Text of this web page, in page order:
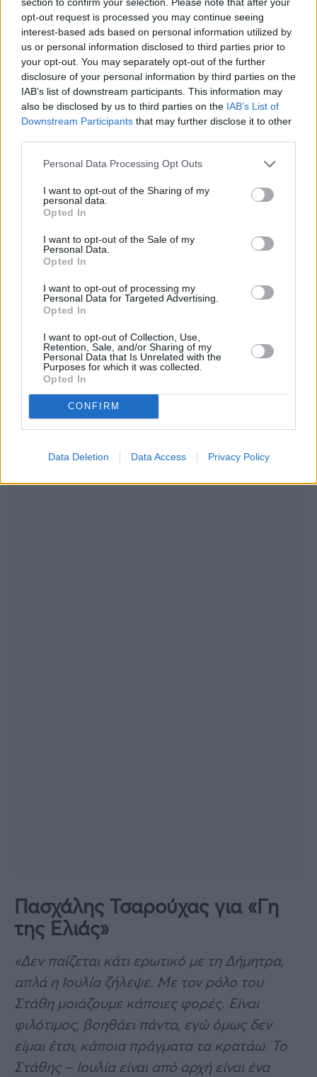
opt-out request is processed you may continue seeing
interest-based ads based on personal information utilized by
us or personal information disclosed to third parties prior to
your opt-out. You may separately opt-out of the further
disclosure of your personal information by third parties on the
IAB’s list of downstream participants. This information may
also be disclosed by us to third parties on the IAB’s List of
Downstream Participants that may further disclose it to other
Personal Data Processing Opt Outs
I want to opt-out of the Sharing of my
personal data.
Opted In
I want to opt-out of the Sale of my
Personal Data.
Opted In
I want to opt-out of processing my
Personal Data for Targeted Advertising.
Opted In
I want to opt-out of Collection, Use,
Retention, Sale, and/or Sharing of my
Personal Data that Is Unrelated with the
Purposes for which it was collected.
Opted In
CONFIRM
Data Deletion Data Access Privacy Policy
Πασχάλης Τσαρούχας για
εκλογές
«Οι εκλογές ήταν κάτι πολύ ήσυχο σε σχέση
με άλλες εκλογές. Ψήφισα, αλλά δεν
περίμενα κάτι. Πάντα το αποτέλεσμα
αντικατοπτρίζει την κοινωνία. Αν αρέσει ή
δεν αρέσει στην κοινωνία, η δια θα πρέπει να
ψάξει να βρει τους λόγους. Κανείς δεν πήγε
με το ζόρι, σε κανέναν δεν απαγορεύτηκε να
πάει να ψηφίσει. Είναι ένα σοβαρό
αποτύπωμα. Σε μία άλλη συνθήκη ίσως να με
ενδιέφερε να κατέβω στην πολιτική, στην
παρούσα φάση δεν με ενδιαφέρει. Πιστεύω
μπορώ να λέω περισσότερα πράγματα μέσα
από τη δουλειά μου».
Πασχάλης Τσαρούχας για «Γη
της Ελιάς»
«Δεν παίζεται κάτι ερωτικό με τη Δήμητρα,
απλά η Ιουλία ζήλεψε. Με τον ρόλο του
Στάθη μοιάζουμε κάποιες φορές. Είναι
φιλότιμος, βοηθάει πάντα, εγώ όμως δεν
είμαι έτσι, κάποια πράγματα τα κρατάω. Το
Στάθης – Ιουλία είναι από αρχή είναι ένα